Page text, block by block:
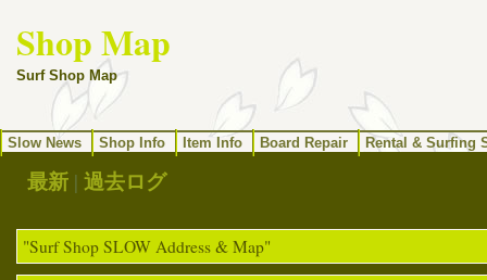
Shop Map
Surf Shop Map
Slow News Shop Info Item Info Board Repair Rental & Surfing
最新 | 過去ログ
"Surf Shop SLOW Address & Map"